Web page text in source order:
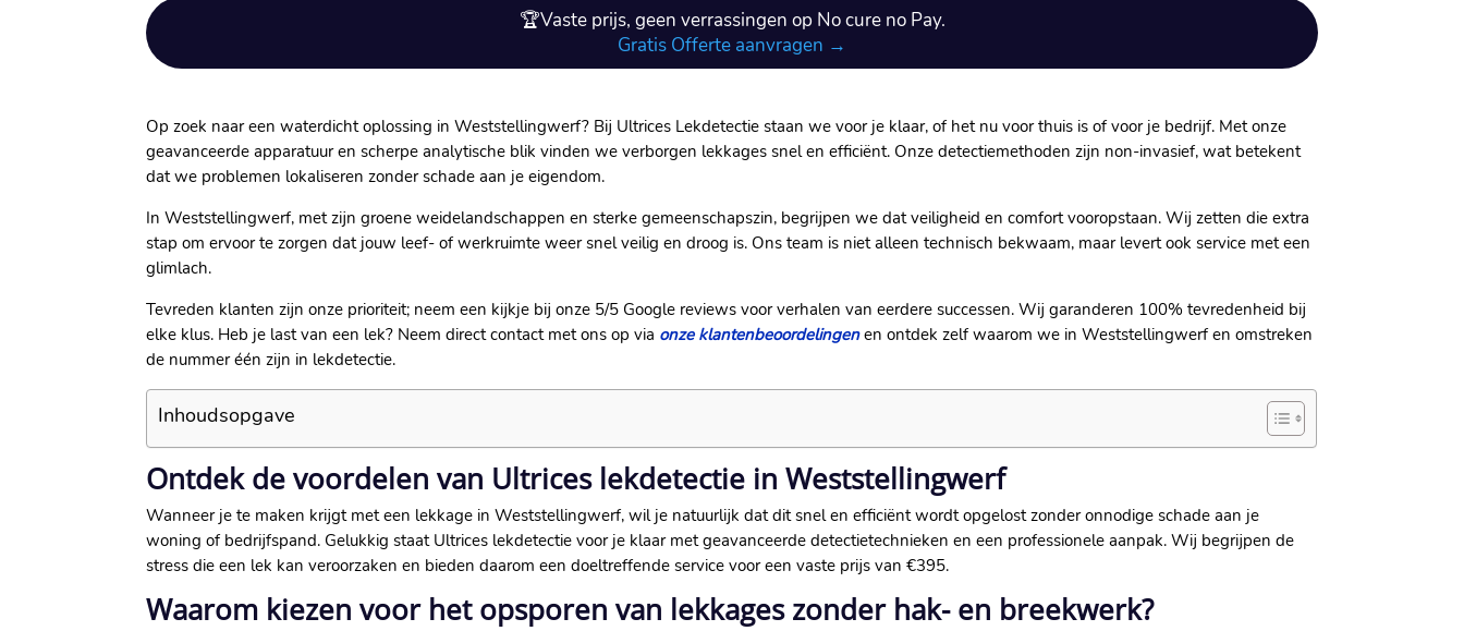
🏆Vaste prijs, geen verrassingen op No cure no Pay.
Gratis Offerte aanvragen →
Op zoek naar een waterdicht oplossing in Weststellingwerf? Bij Ultrices Lekdetectie staan we voor je klaar, of het nu voor thuis is of voor je bedrijf.​ Met onze
geavanceerde apparatuur en scherpe analytische blik vinden we verborgen lekkages snel en efficiënt.​ Onze detectiemethoden zijn non-invasief, wat betekent
dat we problemen lokaliseren zonder schade aan je eigendom.​
In Weststellingwerf, met zijn groene weidelandschappen en sterke gemeenschapszin, begrijpen we dat veiligheid en comfort vooropstaan.​ Wij zetten die extra
stap om ervoor te zorgen dat jouw leef- of werkruimte weer snel veilig en droog is.​ Ons team is niet alleen technisch bekwaam, maar levert ook service met een
glimlach.​
Tevreden klanten zijn onze prioriteit; neem een kijkje bij onze 5/5 Google reviews voor verhalen van eerdere successen.​ Wij garanderen 100% tevredenheid bij
elke klus.​ Heb je last van een lek? Neem direct contact met ons op via onze klantenbeoordelingenen ontdek zelf waarom we in Weststellingwerf en omstreken
de nummer één zijn in lekdetectie.​
Inhoudsopgave
Ontdek de voordelen van Ultrices lekdetectie in Weststellingwerf
Wanneer je te maken krijgt met een lekkage in Weststellingwerf, wil je natuurlijk dat dit snel en efficiënt wordt opgelost zonder onnodige schade aan je
woning of bedrijfspand.​ Gelukkig staat Ultrices lekdetectie voor je klaar met geavanceerde detectietechnieken en een professionele aanpak.​ Wij begrijpen de
stress die een lek kan veroorzaken en bieden daarom een doeltreffende service voor een vaste prijs van €395.​
Waarom kiezen voor het opsporen van lekkages zonder hak- en breekwerk?